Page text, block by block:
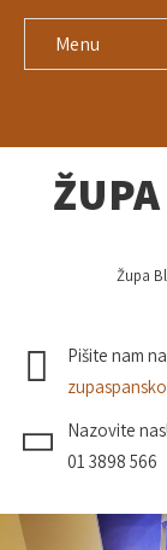
Menu
Župa
Pišite nam
Nazovite nas!
01 3898 566